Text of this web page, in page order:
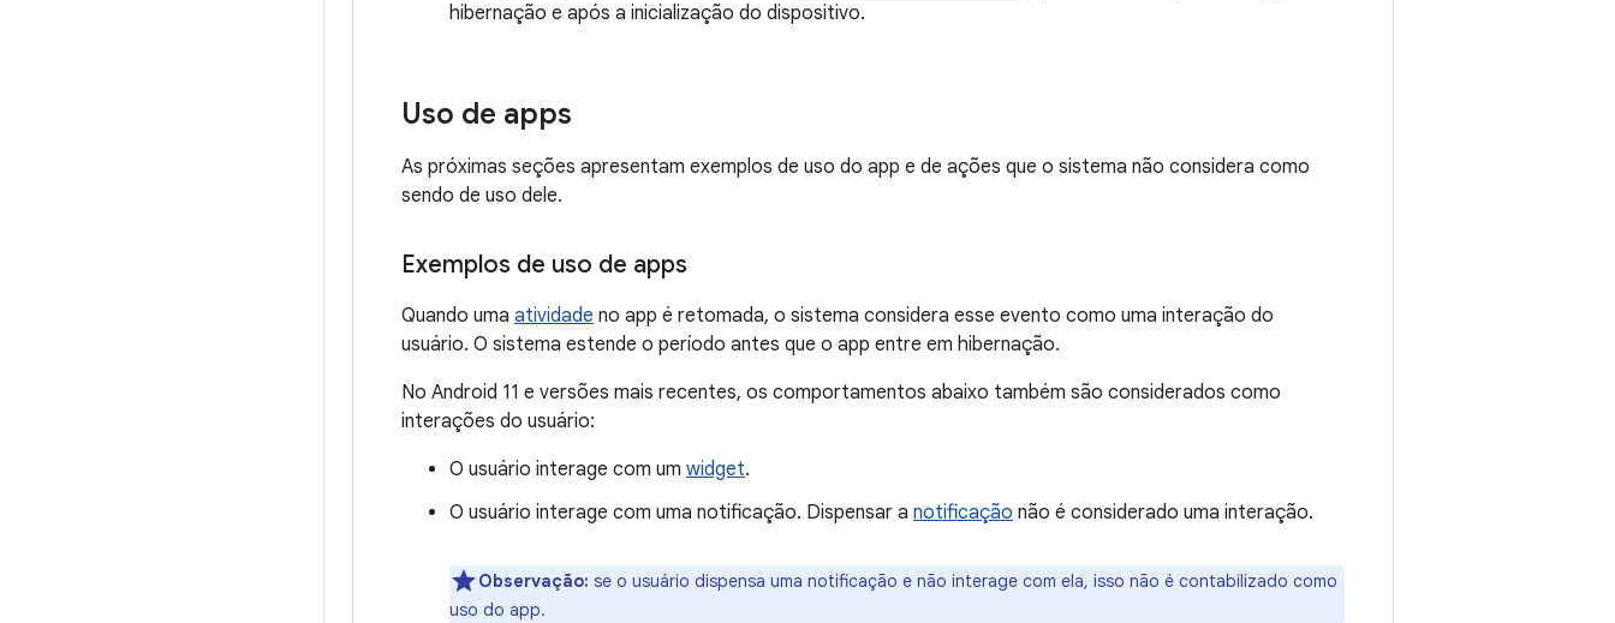
hibernação e após a inicialização do dispositivo.
Uso de apps
As próximas seções apresentam exemplos de uso do app e de ações que o sistema não considera como
sendo de uso dele.
Exemplos de uso de apps
Quando uma atividade no app é retomada, o sistema considera esse evento como uma interação do
usuário. O sistema estende o período antes que o app entre em hibernação.
No Android 11 e versões mais recentes, os comportamentos abaixo também são considerados como
interações do usuário:
O usuário interage com um widget.
O usuário interage com uma notificação. Dispensar a notificação não é considerado uma interação.
Observação: se o usuário dispensa uma notificação e não interage com ela, isso não é contabilizado como
uso do app.